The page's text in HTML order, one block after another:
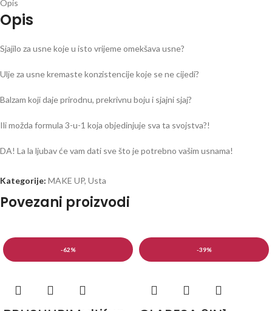
Opis
Opis
Sjajilo za usne koje u isto vrijeme omekšava usne?
Ulje za usne kremaste konzistencije koje se ne cijedi?
Balzam koji daje prirodnu, prekrivnu boju i sjajni sjaj?
Ili možda formula 3-u-1 koja objedinjuje sva ta svojstva?!
DA! La la ljubav će vam dati sve što je potrebno vašim usnama!
Zamislite osjećaj mekih, čvrstih usana prekrivenih sjajnom bojom koje
usnama! Već nakon prvog nanošenja zaljubit ćete se u to kako lagana,
prirodnim bojama koje pristaju svakom tipu ljepote, postići ćete suptilan,
ali divan učinak.
Formula ulja temelji se na tri nezamjenjiva sastojka: ulju slatkog badema,
Kategorije: MAKE UP, Usta
Povezani proizvodi
-62% -39%